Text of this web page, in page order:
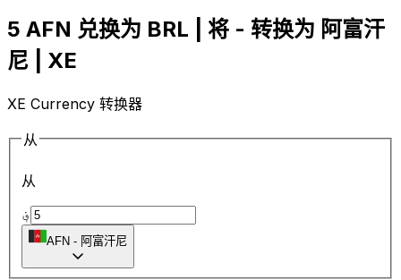
5 AFN 兑换为 BRL | 将 - 转换为 阿富汗
尼 | XE
XE Currency 转换器
从
从
؋
AFN - 阿富汗尼